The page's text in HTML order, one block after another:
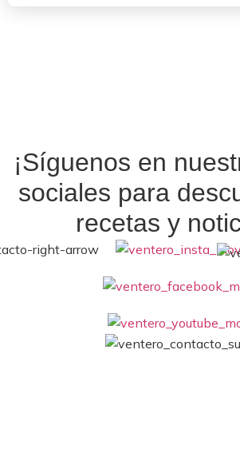
¡Síguenos en
sociales para
recetas y